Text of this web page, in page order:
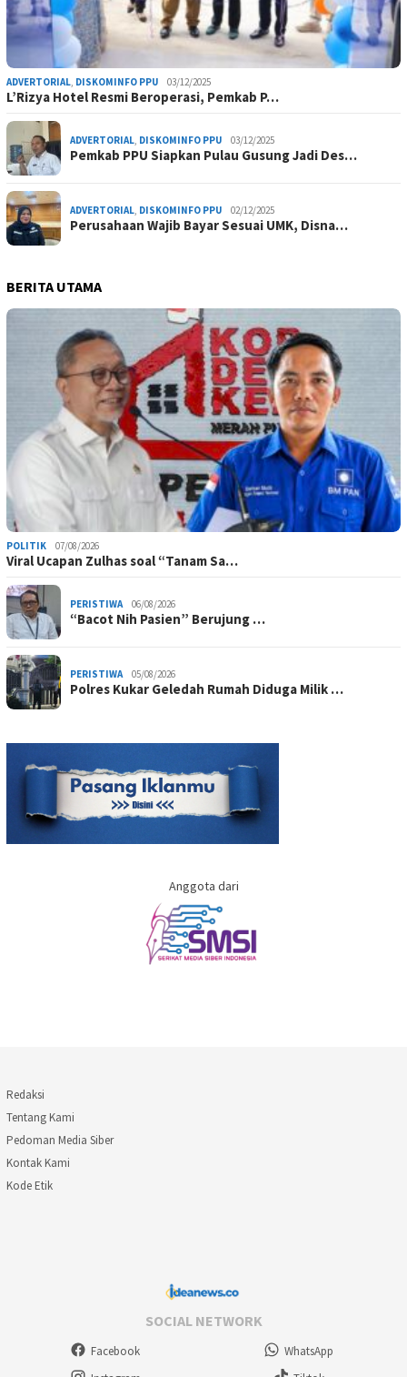
ADVERTORIAL, DISKOMINFO PPU 03/12/2025
L’Rizya Hotel Resmi Beroperasi, Pemkab P…
ADVERTORIAL, DISKOMINFO PPU 03/12/2025
Pemkab PPU Siapkan Pulau Gusung Jadi Des…
ADVERTORIAL, DISKOMINFO PPU 02/12/2025
Perusahaan Wajib Bayar Sesuai UMK, Disna…
BERITA UTAMA
POLITIK 07/08/2026
Viral Ucapan Zulhas soal “Tanam Sa…
PERISTIWA 06/08/2026
“Bacot Nih Pasien” Berujung …
PERISTIWA 05/08/2026
Polres Kukar Geledah Rumah Diduga Milik …
Anggota dari
Redaksi
Tentang Kami
Pedoman Media Siber
Kontak Kami
Kode Etik
SOCIAL NETWORK
Facebook
WhatsApp